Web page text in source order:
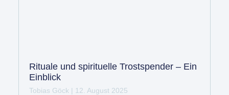
Rituale und spirituelle Trostspender – Ein
Einblick
Tobias Göck 12. August 2025